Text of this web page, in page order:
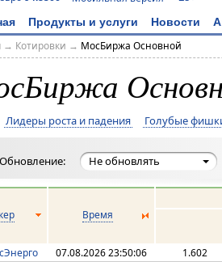
Продукты и услуги Новости
→ Котировки → МосБиржа Основной
Лидеры роста и падения Голубые
Обновление: Не обновлять
Время
07.08.2026 23:50:06
1.602